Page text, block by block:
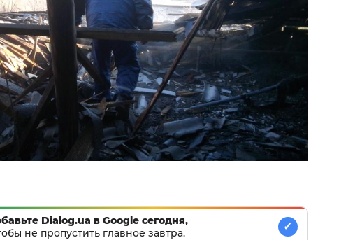
Dialog.ua в Google сегодня,
не пропустить главное завтра.
✓